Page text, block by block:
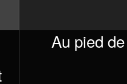
Au pied